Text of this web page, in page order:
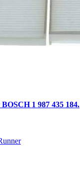
1 987 435 184.